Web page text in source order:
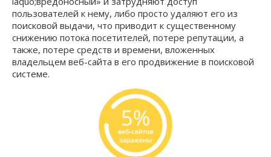
пользователей к нему, либо просто удаляют его из
поисковой выдачи, что приводит к существенному
снижению потока посетителей, потере репутации, а
также, потере средств и времени, вложенных
владельцем веб-сайта в его продвижение в поисковой
системе.